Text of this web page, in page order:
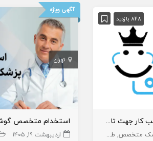
828 بازدید
استخدام متخصص طب کار جهت تاسیس کلینیک
متخصص طب اورژانس
آگهی ویژه
تهران
اردیبهشت ۱۹, ۱۴۰۵